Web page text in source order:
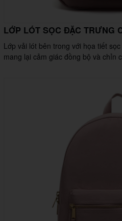
LỚP LÓT SỌC ĐẶC TRƯNG
Lớp vải lót bên trong với họa tiết
mang lại cảm giác đồng bộ và chỉn